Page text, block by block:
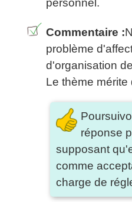
personnel.
Commentaire :
problème
d'organisation
Le thème mérite
réponse
supposant
comme
charge de